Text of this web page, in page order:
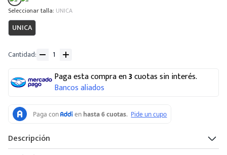
: UNICA
UNICA
Cantidad
Paga esta compra en3cuotas sin interés.
Bancos aliados
Descripción